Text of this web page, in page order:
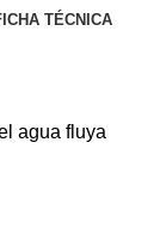
TÉCNICA
agua fluya